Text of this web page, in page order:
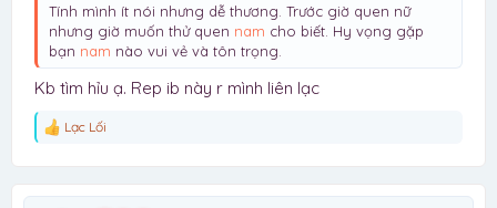
Tính mình ít nói nhưng dễ thương. Trước giờ quen nữ
nhưng giờ muốn thử quen nam cho biết. Hy vọng gặp
bạn nam nào vui vẻ và tôn trọng.
Kb tìm hỉu ạ. Rep ib này r mình liên lạc
R
Lạc Lối